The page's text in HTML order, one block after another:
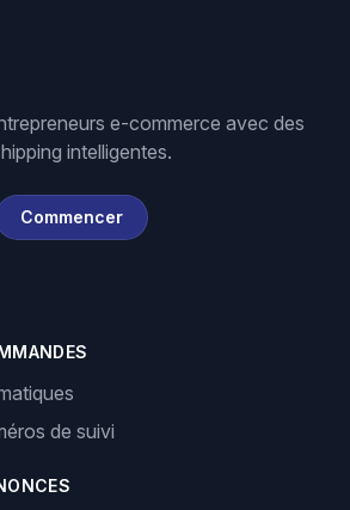
e-commerce avec des
intelligentes.
Commencer
de suivi